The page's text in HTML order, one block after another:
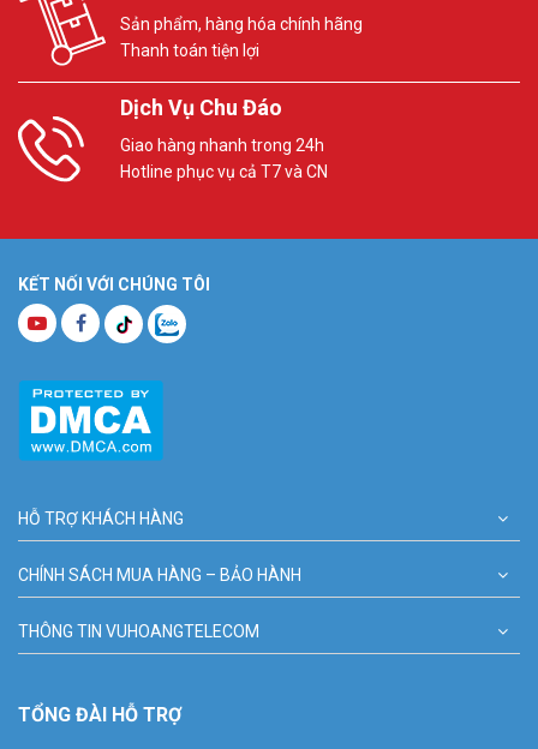
Sản phẩm, hàng hóa chính hãng
Thanh toán tiện lợi
Dịch Vụ Chu Đáo
Giao hàng nhanh trong 24h
Hotline phục vụ cả T7 và CN
KẾT NỐI VỚI CHÚNG TÔI
HỖ TRỢ KHÁCH HÀNG
CHÍNH SÁCH MUA HÀNG – BẢO HÀNH
THÔNG TIN VUHOANGTELECOM
TỔNG ĐÀI HỖ TRỢ